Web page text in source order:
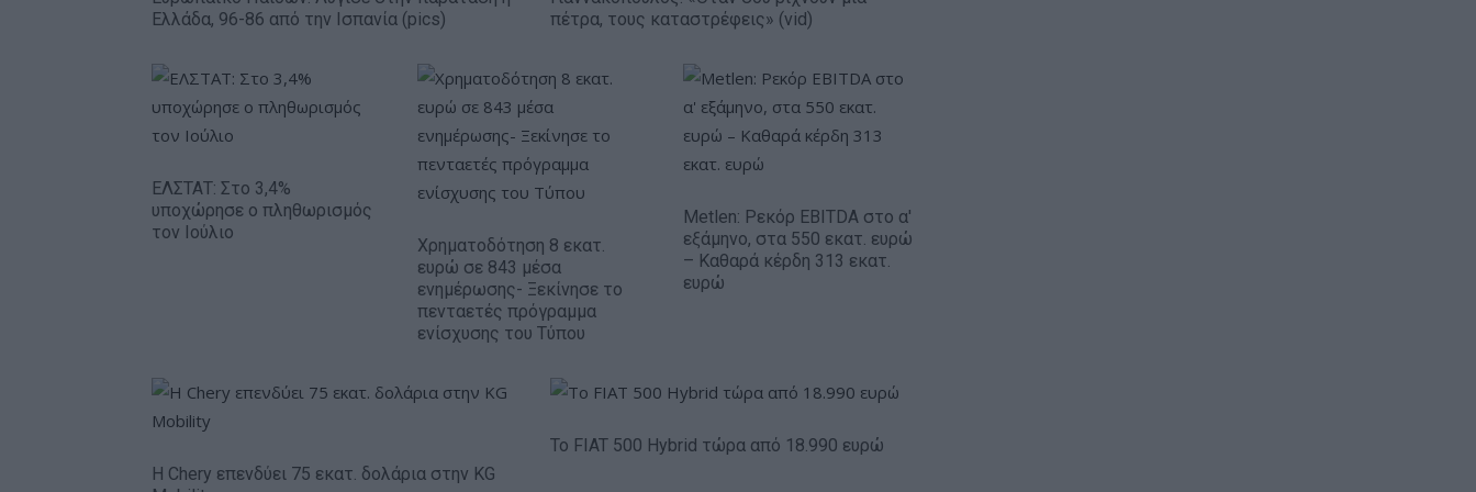
Ελλάδα, 96-86 από την Ισπανία (pics)
πέτρα, τους καταστρέφεις» (vid)
ΕΛΣΤΑΤ: Στο 3,4%
υποχώρησε ο πληθωρισμός
τον Ιούλιο
Χρηματοδότηση 8 εκατ.
ευρώ σε 843 μέσα
ενημέρωσης- Ξεκίνησε το
πενταετές πρόγραμμα
ενίσχυσης του Τύπου
Metlen: Ρεκόρ EBITDA στο α'
εξάμηνο, στα 550 εκατ. ευρώ
– Καθαρά κέρδη 313 εκατ.
ευρώ
Η Chery επενδύει 75 εκατ. δολάρια στην KG
Το FIAT 500 Hybrid τώρα από 18.990 ευρώ